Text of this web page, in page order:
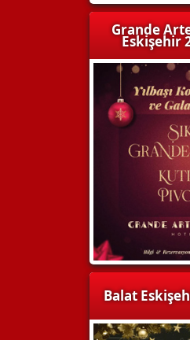
Grande
Eskişehir
Balat